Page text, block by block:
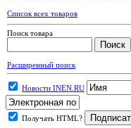
Список всех товаров
Поиск товара
Расширенный поиск
Новости INEN.RU
Получать HTML?